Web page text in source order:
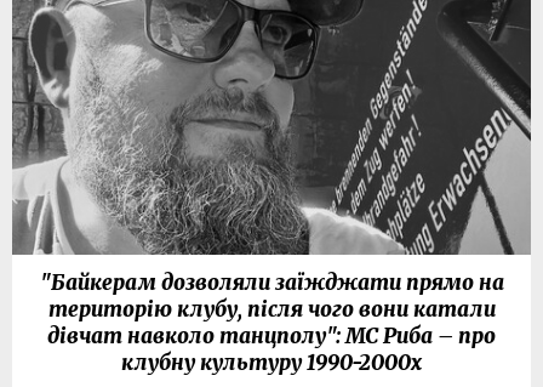
"Байкерам дозволяли заїжджати прямо на
територію клубу, після чого вони катали
дівчат навколо танцполу": МС Риба – про
клубну культуру 1990-2000х